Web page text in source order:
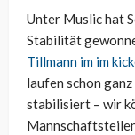
Unter Muslic hat
Stabilität
Tillmann im im
laufen schon
stabilisiert – wir